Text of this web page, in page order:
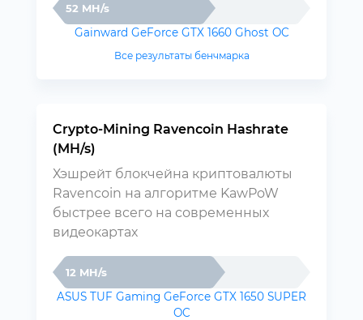
52 MH/s
Gainward GeForce GTX 1660 Ghost OC
Все результаты бенчмарка
Crypto-Mining Ravencoin Hashrate
(MH/s)
Хэшрейт блокчейна криптовалюты
Ravencoin на алгоритме KawPoW
быстрее всего на современных
видеокартах
12 MH/s
ASUS TUF Gaming GeForce GTX 1650 SUPER
OC